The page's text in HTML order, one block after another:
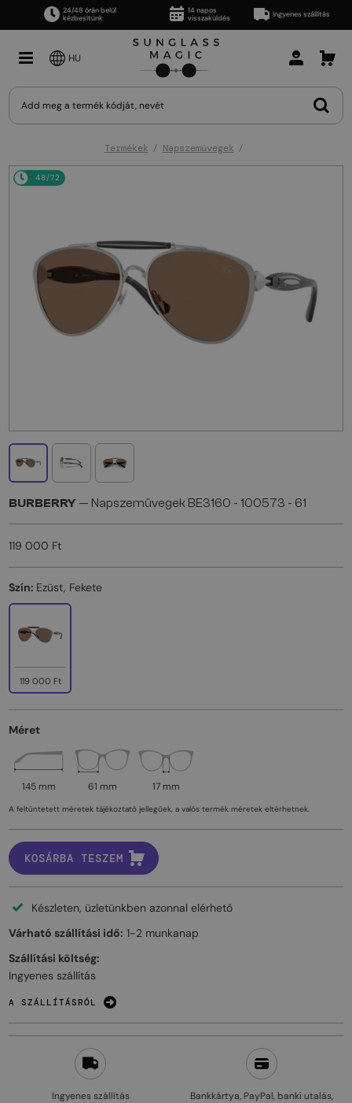
24/48 órán belül
kézbesítünk
14 napos
visszaküldés
Ingyenes szállítás
HU
Termékek Napszemüvegek
Ingyenes szállítás
Bankkártya, PayPal, banki utalás,
48/72
BURBERRY — Napszemüvegek BE3160 - 100573 - 61
119 000 Ft
Szín: Ezüst, Fekete
119 000 Ft
Méret
145 mm 61 mm 17 mm
A feltüntetett méretek tájékoztató jellegűek, a valós termék méretek eltérhetnek.
KOSÁRBA TESZEM
Készleten, üzletünkben azonnal elérhető
Várható szállítási idő: 1-2 munkanap
Szállítási költség:
Ingyenes szállítás
A SZÁLLÍTÁSRÓL